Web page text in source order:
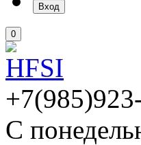
Вход
0
С